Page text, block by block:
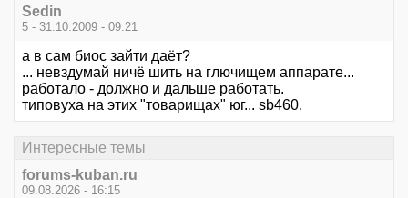
Sedin
5 - 31.10.2009 - 09:21
а в сам биос зайти даёт?
... невздумай ничё шить на глючищем аппарате...
работало - должно и дальше работать.
типовуха на этих "товарищах" юг... sb460.
Интересные темы
forums-kuban.ru
09.08.2026 - 16:15